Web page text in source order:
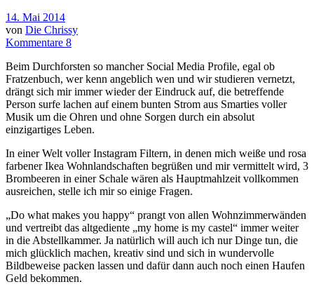
14. Mai 2014
von Die Chrissy
Kommentare 8
Beim Durchforsten so mancher Social Media Profile, egal ob
Fratzenbuch, wer kenn angeblich wen und wir studieren vernetzt,
drängt sich mir immer wieder der Eindruck auf, die betreffende
Person surfe lachen auf einem bunten Strom aus Smarties voller
Musik um die Ohren und ohne Sorgen durch ein absolut
einzigartiges Leben.
In einer Welt voller Instagram Filtern, in denen mich weiße und rosa
farbener Ikea Wohnlandschaften begrüßen und mir vermittelt wird, 3
Brombeeren in einer Schale wären als Hauptmahlzeit vollkommen
ausreichen, stelle ich mir so einige Fragen.
„Do what makes you happy“ prangt von allen Wohnzimmerwänden
und vertreibt das altgediente „my home is my castel“ immer weiter
in die Abstellkammer. Ja natürlich will auch ich nur Dinge tun, die
mich glücklich machen, kreativ sind und sich in wundervolle
Bildbeweise packen lassen und dafür dann auch noch einen Haufen
Geld bekommen.